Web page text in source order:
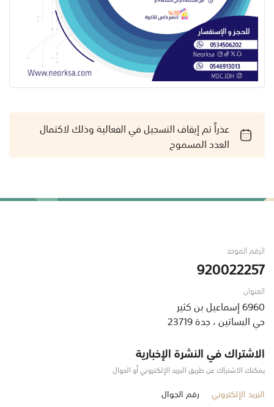
عذراً تم إيقاف التسجيل في الفعالية وذلك لاكتمال
العدد المسموح
الرقم الموحد
920022257
العنوان
6960 إسماعيل بن كثير
حي البساتين ، جدة 23719
الاشتراك في النشرة الإخبارية
يمكنك الاشتراك عن طريق البريد الإلكتروني أو الجوال
البريد الإلكتروني رقم الجوال